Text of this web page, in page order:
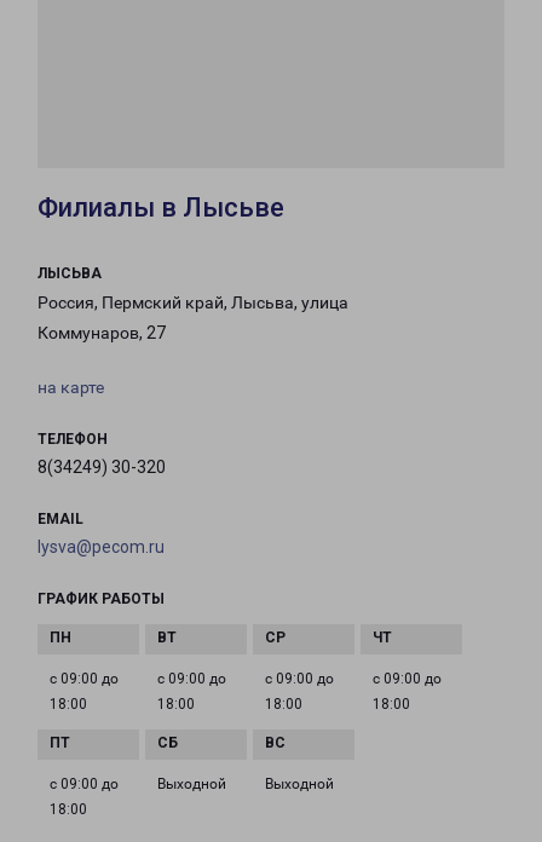
Филиалы в Лысьве
ЛЫСЬВА
Россия, Пермский край, Лысьва, улица
Коммунаров, 27
на карте
ТЕЛЕФОН
8(34249) 30-320
EMAIL
lysva@pecom.ru
ГРАФИК РАБОТЫ
с 09:00 до
18:00
с 09:00 до
18:00
с 09:00 до
18:00
с 09:00 до
18:00
с 09:00 до
18:00
Выходной Выходной